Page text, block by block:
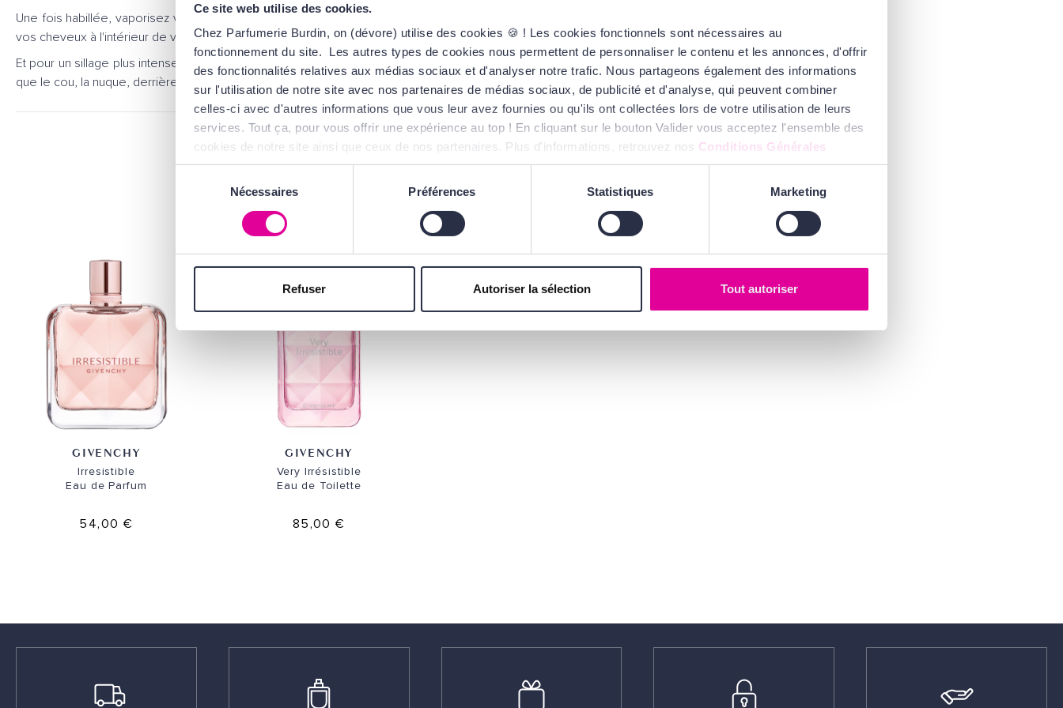
Ce site web utilise des cookies.
Chez Parfumerie Burdin, on (dévore) utilise des cookies 🍪 ! Les cookies fonctionnels sont nécessaires au
fonctionnement du site. Les autres types de cookies nous permettent de personnaliser le contenu et les annonces, d'offrir
des fonctionnalités relatives aux médias sociaux et d'analyser notre trafic. Nous partageons également des informations
sur l'utilisation de notre site avec nos partenaires de médias sociaux, de publicité et d'analyse, qui peuvent combiner
celles-ci avec d'autres informations que vous leur avez fournies ou qu'ils ont collectées lors de votre utilisation de leurs
services. Tout ça, pour vous offrir une expérience au top ! En cliquant sur le bouton Valider vous acceptez l'ensemble des
cookies de notre site ainsi que ceux de nos partenaires. Plus d'informations, retrouvez nos Conditions Générales
d'Utilisation.
consentement
Nécessaires Préférences Statistiques Marketing
Refuser Autoriser la sélection Tout autoriser
Une fois habillée, vaporisez votre parfum en traçant un grand triangle, du sommet de
vos cheveux à l'intérieur de votre veste.
Et pour un sillage plus intense, vaporisez votre parfum sur les points de pulsation tels
que le cou, la nuque, derrière les oreilles ou encore les poignets.
VOUS AIMEREZ AUSSI...
GIVENCHY
Irresistible
Eau de Parfum
54,00 €
GIVENCHY
Very Irrésistible
Eau de Toilette
85,00 €